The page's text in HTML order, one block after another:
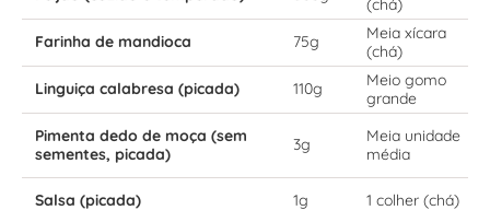
(chá)
Farinha de mandioca
75g
Meia xícara
(chá)
Linguiça calabresa (picada)
110g
Meio gomo
grande
Pimenta dedo de moça (sem
sementes, picada)
3g
Meia unidade
média
Salsa (picada) 1g 1 colher (chá)